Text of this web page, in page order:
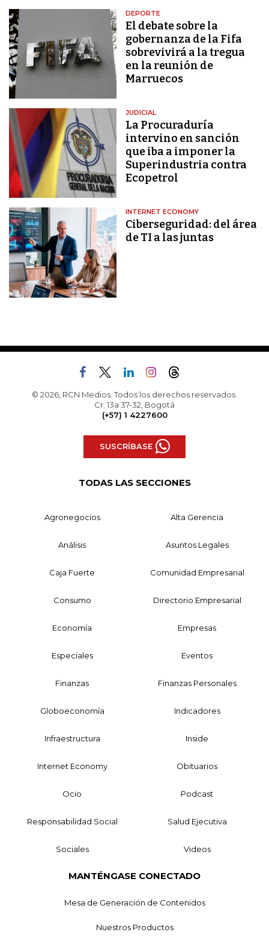
DEPORTE
El debate sobre la
gobernanza de la Fifa
sobrevivirá a la tregua
en la reunión de
Marruecos
JUDICIAL
La Procuraduría
intervino en sanción
que iba a imponer la
Superindustria contra
Ecopetrol
INTERNET ECONOMY
Ciberseguridad: del área
de TI a las juntas
© 2026, RCN Medios. Todos los derechos reservados.
Cr. 13a 37-32, Bogotá
(+57) 1 4227600
SUSCRÍBASE
TODAS LAS SECCIONES
Agronegocios Alta Gerencia
Análisis Asuntos Legales
Caja Fuerte Comunidad Empresarial
Consumo Directorio Empresarial
Economía Empresas
Especiales Eventos
Finanzas Finanzas Personales
Globoeconomía Indicadores
Infraestructura Inside
Internet Economy Obituarios
Ocio Podcast
Responsabilidad Social Salud Ejecutiva
Sociales Videos
MANTÉNGASE CONECTADO
Mesa de Generación de Contenidos
Nuestros Productos